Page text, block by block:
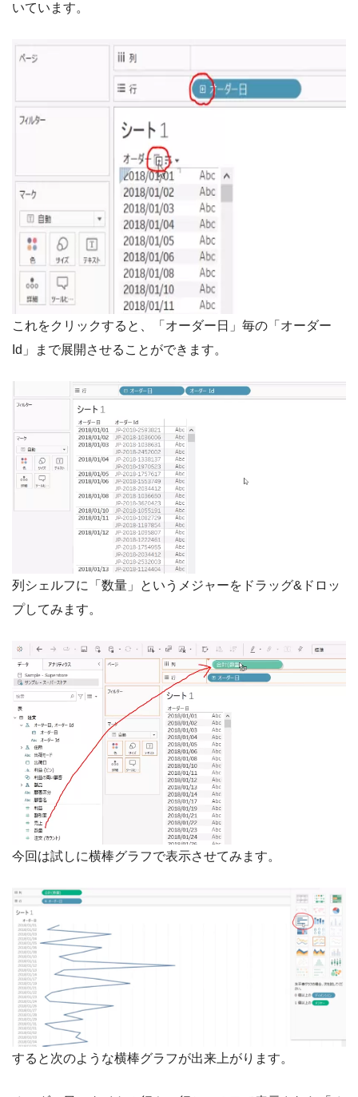
いています。
これをクリックすると、「オーダー日」毎の「オーダー
Id」まで展開させることができます。
列シェルフに「数量」というメジャーをドラッグ&ドロッ
プしてみます。
今回は試しに横棒グラフで表示させてみます。
すると次のような横棒グラフが出来上がります。